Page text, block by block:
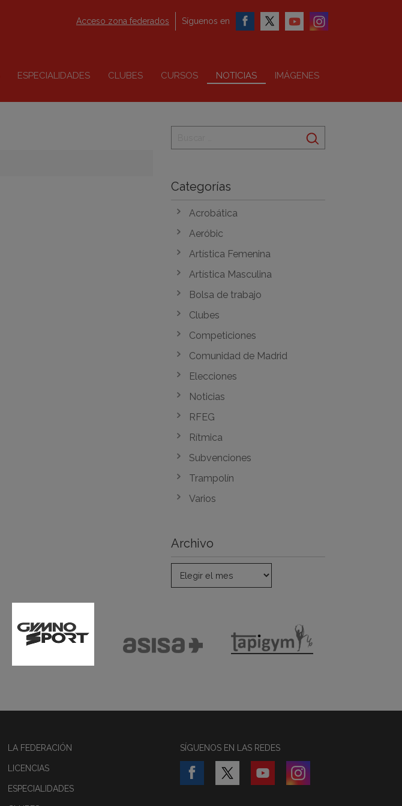
ESPECIALIDADES CLUBES CURSOS NOTICIAS IMÁGENES
Acceso zona federados Síguenos en
Categorías
Acrobática
Aeróbic
Artística Femenina
Artística Masculina
Bolsa de trabajo
Clubes
Competiciones
Comunidad de Madrid
Elecciones
Noticias
RFEG
Rítmica
Subvenciones
Trampolín
Varios
Archivo
LA FEDERACIÓN
LICENCIAS
ESPECIALIDADES
SÍGUENOS EN LAS REDES